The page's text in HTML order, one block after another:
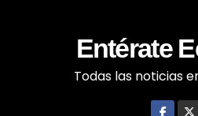
Entérate
Todas las noticias